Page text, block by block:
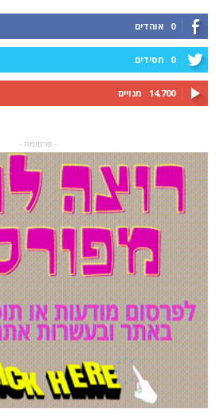
0 אוהדים
0 חסידים
14,700 מנויים
- פרסומת -